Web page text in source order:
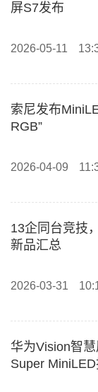
屏S7发布
2026-05-11
索尼发布
RGB”
2026-04-09
13企同台竞技
新品汇总
2026-03-31
华为Vision智
Super